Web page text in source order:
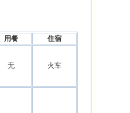
用餐 住宿
无 火车